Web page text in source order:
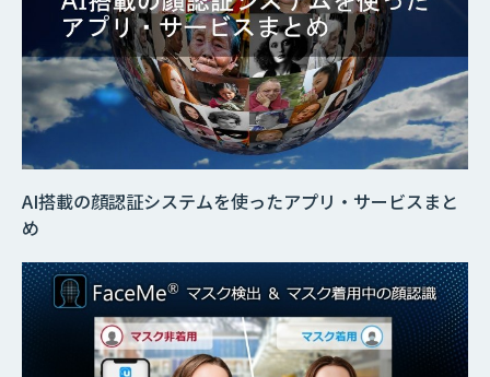
AI搭載の顔認証システムを使ったアプリ・サービスまと
め